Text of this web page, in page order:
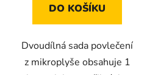
DO KOŠÍKU
Dvoudílná sada povlečení
z mikroplyše obsahuje 1